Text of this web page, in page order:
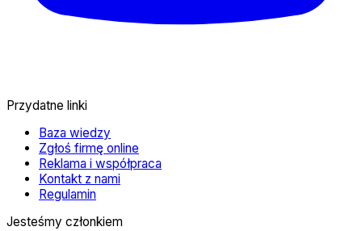
Przydatne linki
Baza wiedzy
Zgłoś firmę online
Reklama i współpraca
Kontakt z nami
Regulamin
Jesteśmy członkiem